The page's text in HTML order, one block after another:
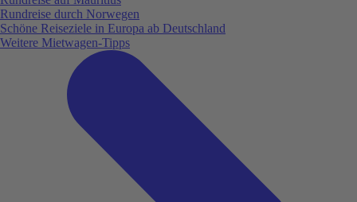
Rundreise durch Norwegen
Schöne Reiseziele in Europa ab Deutschland
Weitere Mietwagen-Tipps